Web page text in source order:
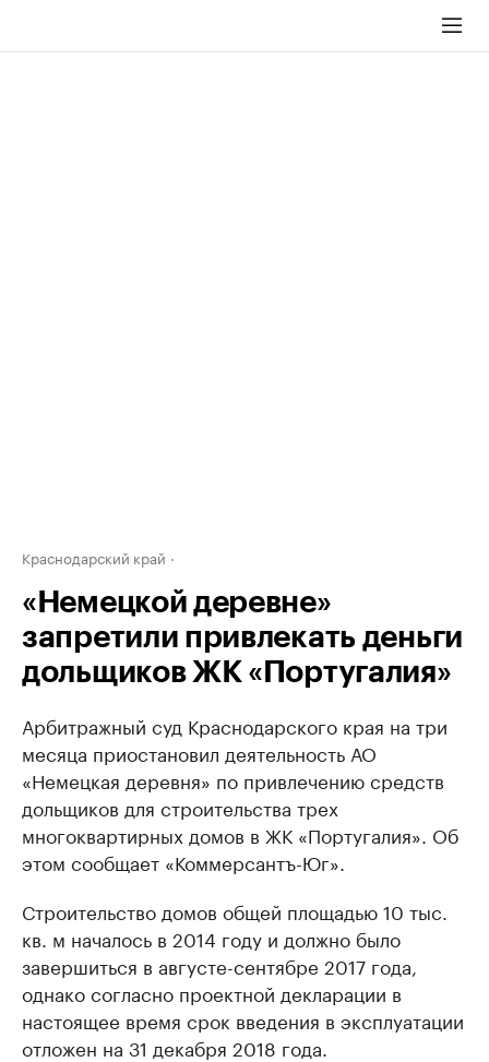
Краснодарский край
«Немецкой деревне»
запретили привлекать деньги
дольщиков ЖК «Португалия»
Арбитражный суд Краснодарского края на три
месяца приостановил деятельность АО
«Немецкая деревня» по привлечению средств
дольщиков для строительства трех
многоквартирных домов в ЖК «Португалия». Об
этом сообщает «Коммерсантъ-Юг».
Строительство домов общей площадью 10 тыс.
кв. м началось в 2014 году и должно было
завершиться в августе-сентябре 2017 года,
однако согласно проектной декларации в
настоящее время срок введения в эксплуатации
отложен на 31 декабря 2018 года.